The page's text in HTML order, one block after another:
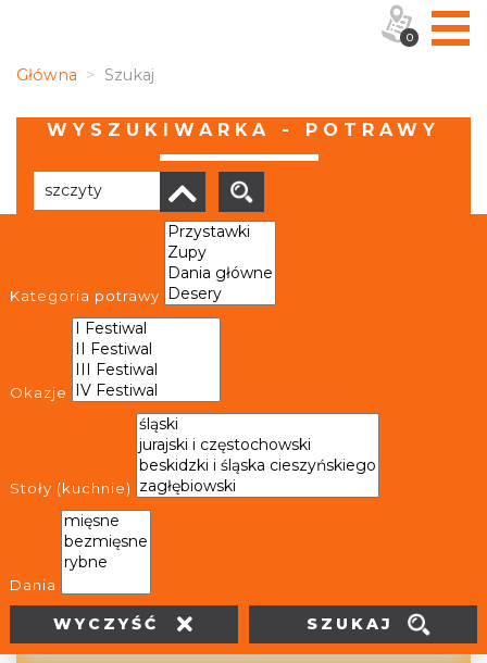
Główna Szukaj
WYSZUKIWARKA - POTRAWY
Kategoria potrawy
Okazje
Stoły (kuchnie)
Dania
WYCZYŚĆ SZUKAJ
Brak wyników
OBIEKTY I MIEJSCA
WIRTUALNE WYCIECZKI
WYDARZENIA
0